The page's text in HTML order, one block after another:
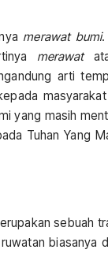
merawat bumi.
merawat
arti
yang masih
Tuhan Yang
sebuah